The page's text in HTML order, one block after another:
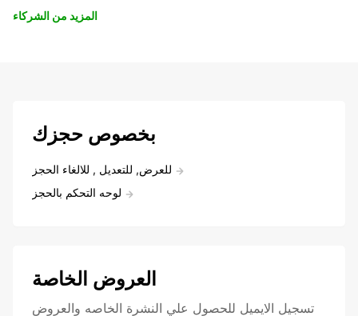
المزيد من الشركاء
بخصوص حجزك
للعرض, للتعديل , للالغاء الحجز
لوحه التحكم بالحجز
العروض الخاصة
تسجيل الايميل للحصول علي النشرة الخاصه والعروض